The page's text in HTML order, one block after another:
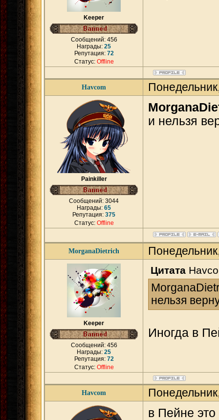
Keeper
Сообщений: 456
Награды: 25
Репутация: 72
Статус: Offline
Havcom
Painkiller
Сообщений: 3044
Награды: 65
Репутация: 375
Статус: Offline
и нельзя
MorganaDietrich
Keeper
Сообщений: 456
Награды: 25
Репутация: 72
Статус: Offline
Цитата
нельзя
Иногда в
Havcom
в Пейне